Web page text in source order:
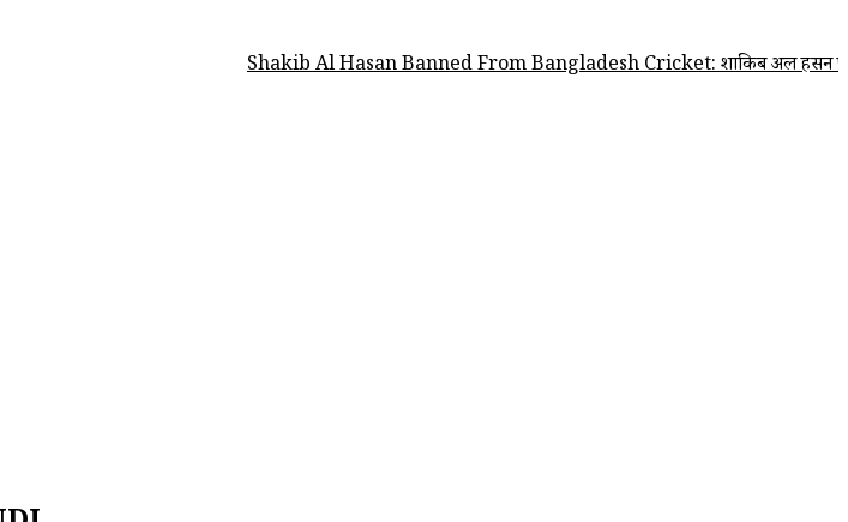
Shakib Al Hasan Banned From Bangladesh Cricket: शाकिब अल हसन पर बांग्लादेश